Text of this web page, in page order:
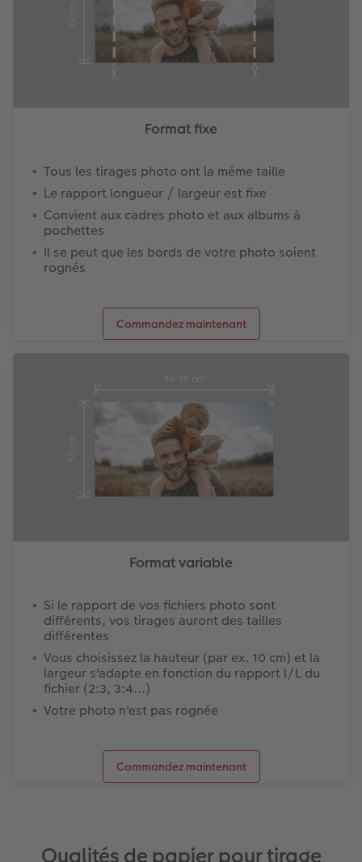
Format fixe
Tous les tirages photo ont la même taille
Le rapport longueur / largeur est fixe
Convient aux cadres photo et aux albums à
pochettes
Il se peut que les bords de votre photo soient
rognés
Commandez maintenant
Format variable
Si le rapport de vos fichiers photo sont
différents, vos tirages auront des tailles
différentes
Vous choisissez la hauteur (par ex. 10 cm) et la
largeur s'adapte en fonction du rapport l/L du
fichier (2:3, 3:4...)
Votre photo n'est pas rognée
Commandez maintenant
Qualités de papier pour tirage